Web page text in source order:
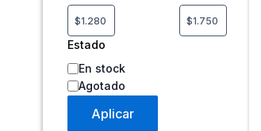
Estado
En stock
Agotado
Aplicar